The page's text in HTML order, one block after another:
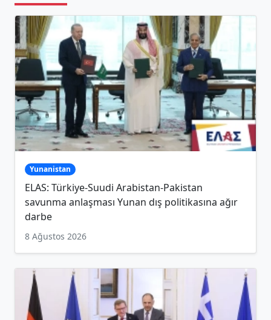
Yunanistan
ELAS: Türkiye-Suudi Arabistan-Pakistan
savunma anlaşması Yunan dış politikasına ağır
darbe
8 Ağustos 2026